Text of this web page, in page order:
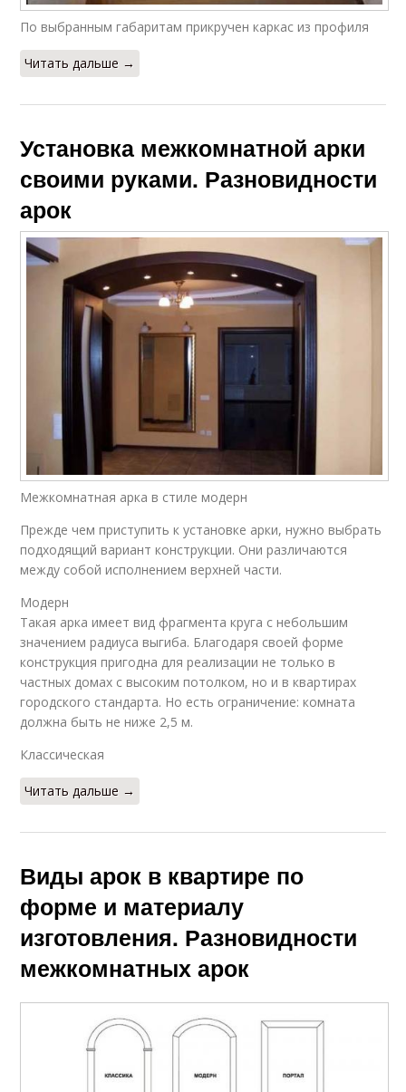
По выбранным габаритам прикручен каркас из профиля
Читать дальше →
Установка межкомнатной арки
своими руками. Разновидности
арок
Межкомнатная арка в стиле модерн
Прежде чем приступить к установке арки, нужно выбрать
подходящий вариант конструкции. Они различаются
между собой исполнением верхней части.
Модерн
Такая арка имеет вид фрагмента круга с небольшим
значением радиуса выгиба. Благодаря своей форме
конструкция пригодна для реализации не только в
частных домах с высоким потолком, но и в квартирах
городского стандарта. Но есть ограничение: комната
должна быть не ниже 2,5 м.
Классическая
Читать дальше →
Виды арок в квартире по
форме и материалу
изготовления. Разновидности
межкомнатных арок